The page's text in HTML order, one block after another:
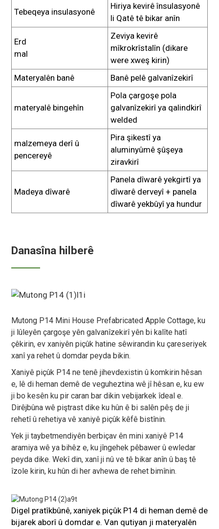
Tebeqeya insulasyonê
Hiriya kevirê însulasyonê
li Qatê tê bikar anîn
Erd
mal
Zeviya kevirê
mîkrokrîstalîn (dikare
were xweş kirin)
Materyalên banê
Banê pelê galvanîzekirî
materyalê bingehîn
Pola çargoşe pola
galvanîzekirî ya qalindkirî
welded
malzemeya derî û
pencereyê
Pira şikestî ya
aluminyûmê şûşeya
ziravkirî
Madeya dîwarê
Panela dîwarê yekgirtî ya
dîwarê derveyî + panela
dîwarê yekbûyî ya hundur
Danasîna hilberê
Mutong P14 Mini House Prefabricated Apple Cottage, ku
ji lûleyên çargoşe yên galvanîzekirî yên bi kalîte hatî
çêkirin, ev xaniyên piçûk hatine sêwirandin ku çareseriyek
xanî ya rehet û domdar peyda bikin.
Xaniyê piçûk P14 ne tenê jihevdexistin û komkirin hêsan
e, lê di heman demê de veguheztina wê jî hêsan e, ku ew
ji bo kesên ku pir caran bar dikin vebijarkek îdeal e.
Dirêjbûna wê piştrast dike ku hûn ê bi salên pêş de ji
rehetî û rehetiya vê xaniyê piçûk kêfê bistînin.
Yek ji taybetmendiyên berbiçav ên mini xaniyê P14
aramiya wê ya bihêz e, ku jîngehek pêbawer û ewledar
peyda dike. Wekî din, xanî ji nû ve tê bikar anîn û baş tê
îzole kirin, ku hûn di her avhewa de rehet bimînin.
Digel pratîkbûnê, xaniyek piçûk P14 di heman demê de
bijarek aborî û domdar e. Van qutiyan ji materyalên